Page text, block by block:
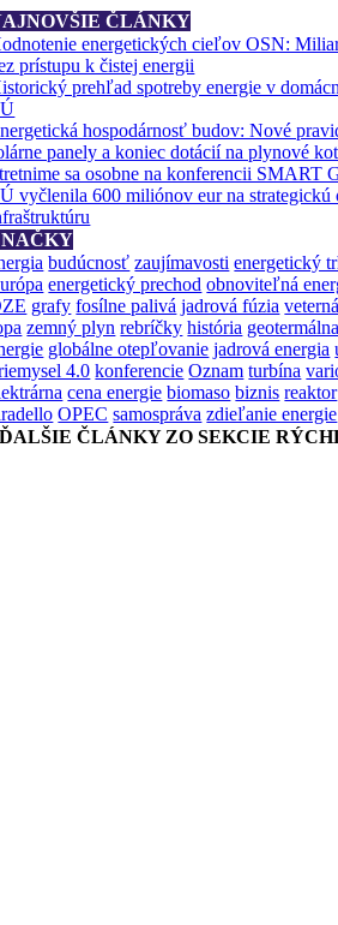
ČLÁNKY
energetických cieľov OSN:
prístupu k čistej energii
prehľad spotreby energie v
hospodárnosť budov: Nové
panely a koniec dotácií na plynové
sa osobne na konferencii SMART
vyčlenila 600 miliónov eur na strategickú
budúcnosť zaujímavosti energetický
energetický prechod obnoviteľná
grafy fosílne palivá jadrová fúzia
zemný plyn rebríčky história
globálne otepľovanie jadrová energia
4.0 konferencie Oznam turbína
cena energie biomaso biznis reaktor
OPEC samospráva zdieľanie energie
ĎALŠIE ČLÁNKY ZO SEKCIE